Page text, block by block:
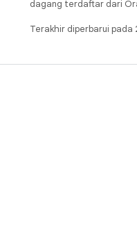
dagang terdaftar dari
Terakhir diperbarui